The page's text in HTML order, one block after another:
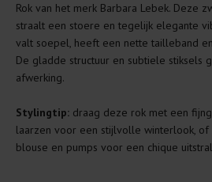
Je wilt natuurlijk lang plezier hebben
Daarom geven wij een aantal
Lees altijd eerst even het was-
Was kleding binnenste buiten. Dat
buitenkant.
Wees zuinig met wasmiddel. Per
genoeg.
Rok van het merk Barbara Lebek. Deze
straalt een stoere en tegelijk elegante
valt soepel, heeft een nette tailleband
De gladde structuur en subtiele stiksels
afwerking.
Stylingtip: draag deze rok met een
laarzen voor een stijlvolle winterlook, of
blouse en pumps voor een chique